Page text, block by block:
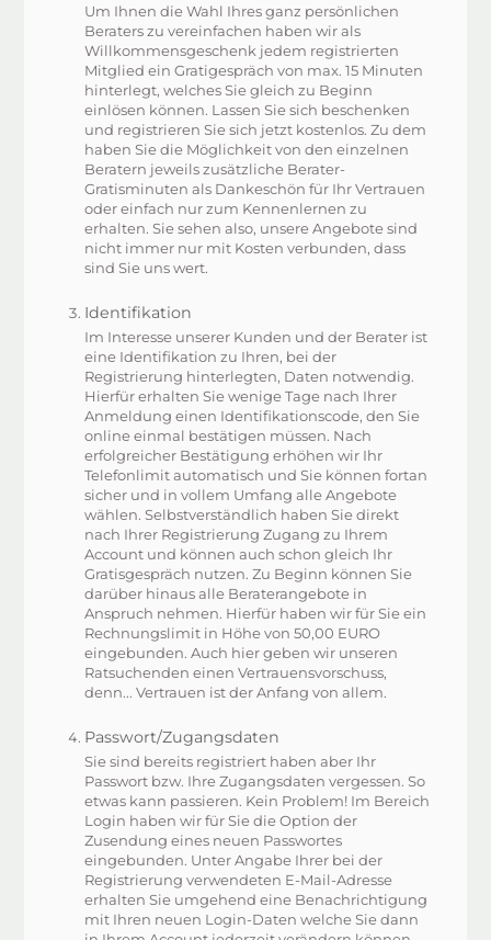
Um Ihnen die Wahl Ihres ganz persönlichen
Beraters zu vereinfachen haben wir als
Willkommensgeschenk jedem registrierten
Mitglied ein Gratigespräch von max. 15 Minuten
hinterlegt, welches Sie gleich zu Beginn
einlösen können. Lassen Sie sich beschenken
und registrieren Sie sich jetzt kostenlos. Zu dem
haben Sie die Möglichkeit von den einzelnen
Beratern jeweils zusätzliche Berater-
Gratisminuten als Dankeschön für Ihr Vertrauen
oder einfach nur zum Kennenlernen zu
erhalten. Sie sehen also, unsere Angebote sind
nicht immer nur mit Kosten verbunden, dass
sind Sie uns wert.
Identifikation
Im Interesse unserer Kunden und der Berater ist
eine Identifikation zu Ihren, bei der
Registrierung hinterlegten, Daten notwendig.
Hierfür erhalten Sie wenige Tage nach Ihrer
Anmeldung einen Identifikationscode, den Sie
online einmal bestätigen müssen. Nach
erfolgreicher Bestätigung erhöhen wir Ihr
Telefonlimit automatisch und Sie können fortan
sicher und in vollem Umfang alle Angebote
wählen. Selbstverständlich haben Sie direkt
nach Ihrer Registrierung Zugang zu Ihrem
Account und können auch schon gleich Ihr
Gratisgespräch nutzen. Zu Beginn können Sie
darüber hinaus alle Beraterangebote in
Anspruch nehmen. Hierfür haben wir für Sie ein
Rechnungslimit in Höhe von 50,00 EURO
eingebunden. Auch hier geben wir unseren
Ratsuchenden einen Vertrauensvorschuss,
denn... Vertrauen ist der Anfang von allem.
Passwort/Zugangsdaten
Sie sind bereits registriert haben aber Ihr
Passwort bzw. Ihre Zugangsdaten vergessen. So
etwas kann passieren. Kein Problem! Im Bereich
Login haben wir für Sie die Option der
Zusendung eines neuen Passwortes
eingebunden. Unter Angabe Ihrer bei der
Registrierung verwendeten E-Mail-Adresse
erhalten Sie umgehend eine Benachrichtigung
mit Ihren neuen Login-Daten welche Sie dann